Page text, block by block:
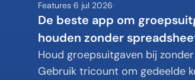
Features 6 jul 2026
De beste app om
houden zonder
Houd groepsuitgaven bij
Gebruik tricount om gedeelde